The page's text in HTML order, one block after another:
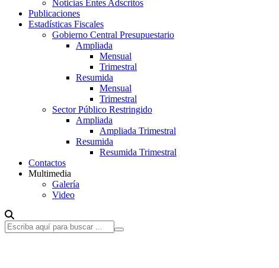
Noticias Entes Adscritos
Publicaciones
Estadísticas Fiscales
Gobierno Central Presupuestario
Ampliada
Mensual
Trimestral
Resumida
Mensual
Trimestral
Sector Público Restringido
Ampliada
Ampliada Trimestral
Resumida
Resumida Trimestral
Contactos
Multimedia
Galería
Video